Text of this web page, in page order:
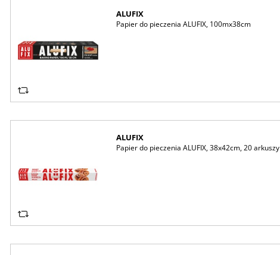
ALUFIX
Papier do pieczenia ALUFIX, 100mx38cm
ALUFIX
Papier do pieczenia ALUFIX, 38x42cm, 20 arkuszy